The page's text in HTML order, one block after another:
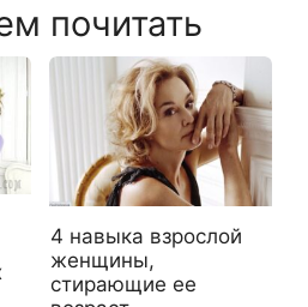
почитать
4 навыка взрослой
женщины,
стирающие ее